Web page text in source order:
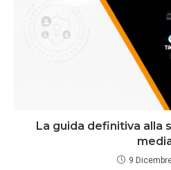
La guida definitiva alla
9